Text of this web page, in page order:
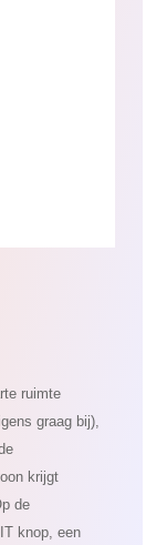
ruimte
graag bij),
krijgt
de
knop, een